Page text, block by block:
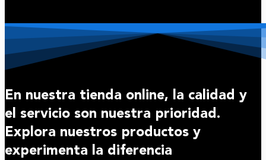
En nuestra tienda online, la calidad y
el servicio son nuestra prioridad.
Explora nuestros productos y
experimenta la diferencia